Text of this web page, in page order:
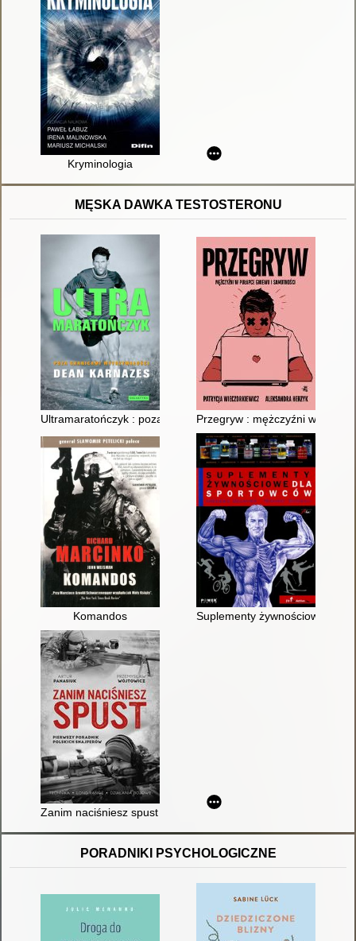
Kryminologia
MĘSKA DAWKA TESTOSTERONU
Ultramaratończyk : poza granicami wytrzymałości
Przegryw : mężczyźni w
Komandos Suplementy żywnościowe dla
Zanim naciśniesz spust : pierwszy poradnik polskich snajperów
PORADNIKI PSYCHOLOGICZNE